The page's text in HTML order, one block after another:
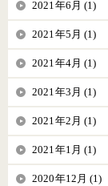
2021年6月 (1)
2021年5月 (1)
2021年4月 (1)
2021年3月 (1)
2021年2月 (1)
2021年1月 (1)
2020年12月 (1)